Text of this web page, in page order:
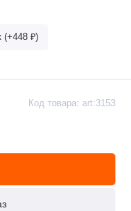
Код товара: art:3153
(+448 ₽)